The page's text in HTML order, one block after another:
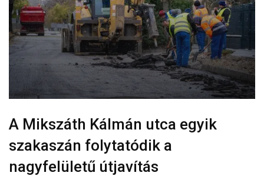
A Mikszáth Kálmán utca egyik
szakaszán folytatódik a
nagyfelületű útjavítás